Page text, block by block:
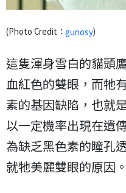
(Photo Credit： gunosy)
這隻渾身雪白的貓頭
血紅色的雙眼，而牠
素的基因缺陷，也就
以一定機率出現在遺
為缺乏黑色素的瞳孔
就牠美麗雙眼的原因。